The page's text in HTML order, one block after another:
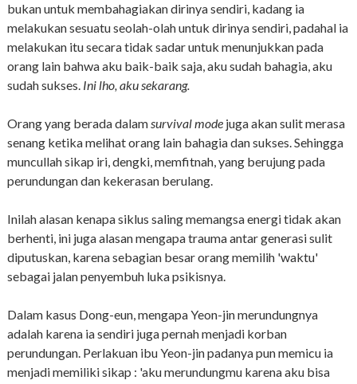
bukan untuk membahagiakan dirinya sendiri, kadang ia
melakukan sesuatu seolah-olah untuk dirinya sendiri, padahal ia
melakukan itu secara tidak sadar untuk menunjukkan pada
orang lain bahwa aku baik-baik saja, aku sudah bahagia, aku
sudah sukses. Ini lho, aku sekarang.
Orang yang berada dalamsurvival mode juga akan sulit merasa
senang ketika melihat orang lain bahagia dan sukses. Sehingga
muncullah sikap iri, dengki, memfitnah, yang berujung pada
perundungan dan kekerasan berulang.
Inilah alasan kenapa siklus saling memangsa energi tidak akan
berhenti, ini juga alasan mengapa trauma antar generasi sulit
diputuskan, karena sebagian besar orang memilih 'waktu'
sebagai jalan penyembuh luka psikisnya.
Dalam kasus Dong-eun, mengapa Yeon-jin merundungnya
adalah karena ia sendiri juga pernah menjadi korban
perundungan. Perlakuan ibu Yeon-jin padanya pun memicu ia
menjadi memiliki sikap : 'aku merundungmu karena aku bisa